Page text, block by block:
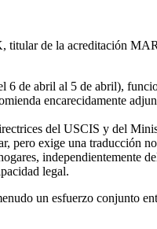
titular de la acreditación
de abril al 5 de abril),
encarecidamente
del USCIS y del
pero exige una traducción
independientemente
legal.
un esfuerzo conjunto